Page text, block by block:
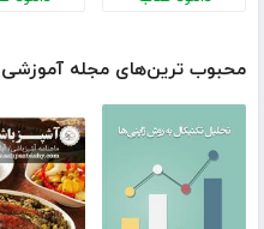
محبوب ترین‌های مجله آموزشی